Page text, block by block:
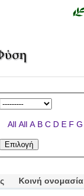
All All A B C D E F G
Κοινή ονομασία